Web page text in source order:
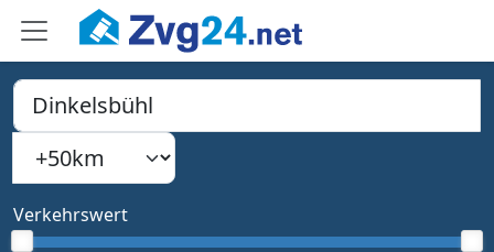
PLZ, Ort oder Bundesland
Type 1 or more characters for results.
Suchradius
Verkehrswert